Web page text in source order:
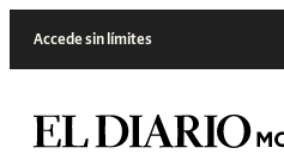
Accede sin límites